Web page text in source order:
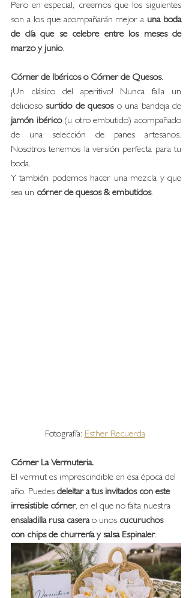
Pero en especial, creemos que los siguientes
son a los que acompañarán mejor a una boda
de día que se celebre entre los meses de
marzo y junio.
Córner de Ibéricos o Córner de Quesos.
¡Un clásico del aperitivo! Nunca falla un
delicioso surtido de quesos o una bandeja de
jamón ibérico (u otro embutido) acompañado
de una selección de panes artesanos.
Nosotros tenemos la versión perfecta para tu
boda.
Y también podemos hacer una mezcla y que
sea un córner de quesos & embutidos.
Fotografía: Esther Recuerda
Córner La Vermuteria.
El vermut es imprescindible en esa época del
año. Puedes deleitar a tus invitados con este
irresistible córner, en el que no falta nuestra
ensaladilla rusa casera o unos cucuruchos
con chips de churrería y salsa Espinaler.